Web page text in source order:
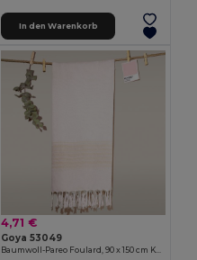
In den Warenkorb
4,71 €
Goya 53049
Baumwoll-Pareo Foulard, 90 x 150 cm KAHAKAI